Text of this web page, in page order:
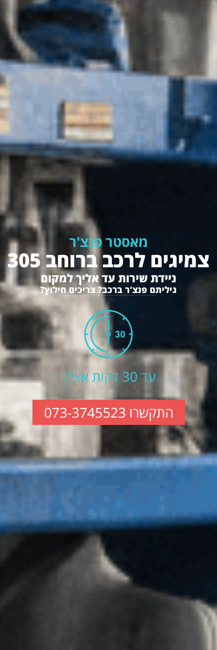
מאסטר פנצ'ר
צמיגים לרכב ברוחב 305
ניידת שירות עד אליך למקום
גיליתם פנצ'ר ברכב? צריכים חילוץ?
עד 30 דקות אצלך
התקשרו 073-3745523